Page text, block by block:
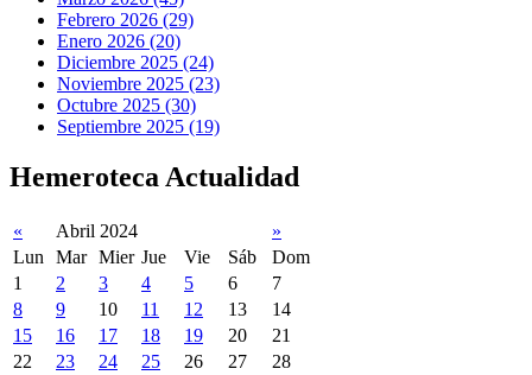
Febrero 2026 (29)
Enero 2026 (20)
Diciembre 2025 (24)
Noviembre 2025 (23)
Octubre 2025 (30)
Septiembre 2025 (19)
Hemeroteca Actualidad
« Abril 2024
»
Lun
Mar Mier Jue Vie Sáb
Dom
1
2 3 4 5 6
7
8
9 10 11 12 13
14
15
16 17 18 19 20
21
22
23 24 25 26 27
28